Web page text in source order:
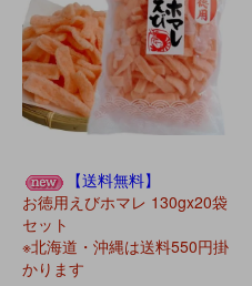
【送料無料】
お徳用えびホマレ 130gx20袋
セット
※北海道・沖縄は送料550円掛
かります